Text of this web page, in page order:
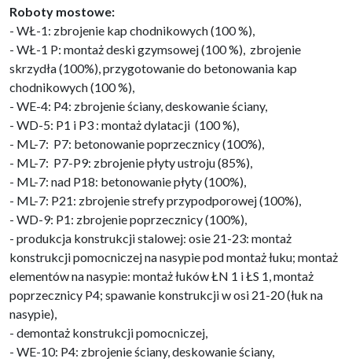
Roboty mostowe:
- WŁ-1: zbrojenie kap chodnikowych (100 %),
- WŁ-1 P: montaż deski gzymsowej (100 %), zbrojenie
skrzydła (100%), przygotowanie do betonowania kap
chodnikowych (100 %),
- WE-4: P4: zbrojenie ściany, deskowanie ściany,
- WD-5: P1 i P3 : montaż dylatacji (100 %),
- ML-7: P7: betonowanie poprzecznicy (100%),
- ML-7: P7-P9: zbrojenie płyty ustroju (85%),
- ML-7: nad P18: betonowanie płyty (100%),
- ML-7: P21: zbrojenie strefy przypodporowej (100%),
- WD-9: P1: zbrojenie poprzecznicy (100%),
- produkcja konstrukcji stalowej: osie 21-23: montaż
konstrukcji pomocniczej na nasypie pod montaż łuku; montaż
elementów na nasypie: montaż łuków ŁN 1 i ŁS 1, montaż
poprzecznicy P4; spawanie konstrukcji w osi 21-20 (łuk na
nasypie),
- demontaż konstrukcji pomocniczej,
- WE-10: P4: zbrojenie ściany, deskowanie ściany,